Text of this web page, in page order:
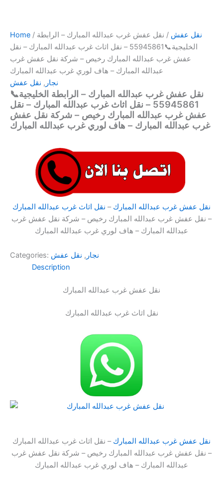
Home / نقل عفش / نقل عفش غرب عبدالله المبارك – الرابطة
الخليجية📞55945861 – نقل اثاث غرب عبدالله المبارك – نقل
عفش غرب عبدالله المبارك رخيص – شركة نقل عفش غرب
عبدالله المبارك – هاف لوري غرب عبدالله المبارك
نجار , نقل عفش
نقل عفش غرب عبدالله المبارك – الرابطة الخليجية📞
55945861 – نقل اثاث غرب عبدالله المبارك – نقل
عفش غرب عبدالله المبارك رخيص – شركة نقل عفش
غرب عبدالله المبارك – هاف لوري غرب عبدالله المبارك
نقل عفش غرب عبدالله المبارك – نقل اثاث غرب عبدالله المبارك
– نقل عفش غرب عبدالله المبارك رخيص – شركة نقل عفش غرب
عبدالله المبارك – هاف لوري غرب عبدالله المبارك
Categories: نجار , نقل عفش
Description
نقل عفش غرب عبدالله المبارك
نقل اثاث غرب عبدالله المبارك
نقل عفش غرب عبدالله المبارك – نقل اثاث غرب عبدالله المبارك
– نقل عفش غرب عبدالله المبارك رخيص – شركة نقل عفش غرب
عبدالله المبارك – هاف لوري غرب عبدالله المبارك